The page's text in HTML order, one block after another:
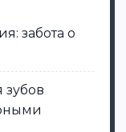
забота о
зубов